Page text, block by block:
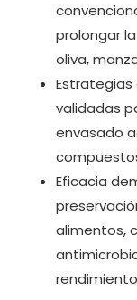
prolongar
oliva,
validadas
envasado
Eficacia
alimentos,